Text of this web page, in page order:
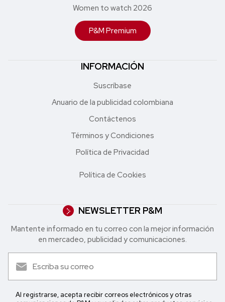
Women to watch 2026
P&M Premium
INFORMACIÓN
Suscríbase
Anuario de la publicidad colombiana
Contáctenos
Términos y Condiciones
Política de Privacidad
Política de Cookies
NEWSLETTER P&M
Mantente informado en tu correo con la mejor in formación
en mercadeo, publicidad y comunicaciones.
Al registrarse, acepta recibir correos electrónicos y otras